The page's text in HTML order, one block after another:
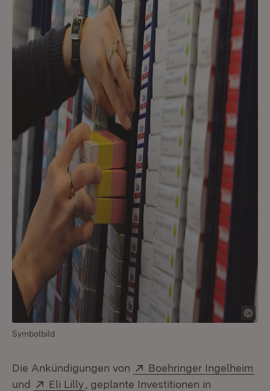
Symbolbild
Die Ankündigungen von Extern:
Boehringer Ingelheim
und
Extern:
Eli Lilly (Öffnet in neuem Fenster)
, geplante Investitionen in